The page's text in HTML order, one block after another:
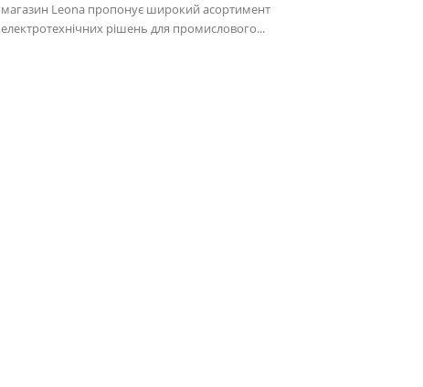
магазин Leona пропонує широкий асортимент
електротехнічних рішень для промислового...